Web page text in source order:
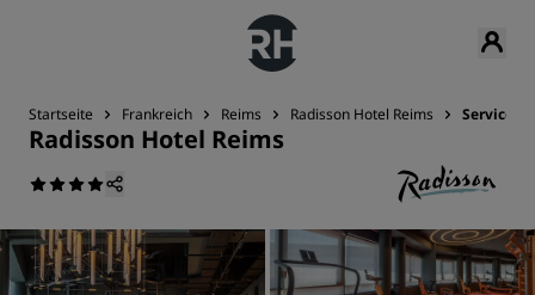
Startseite Frankreich Reims Radisson Hotel Reims Services
Radisson Hotel Reims